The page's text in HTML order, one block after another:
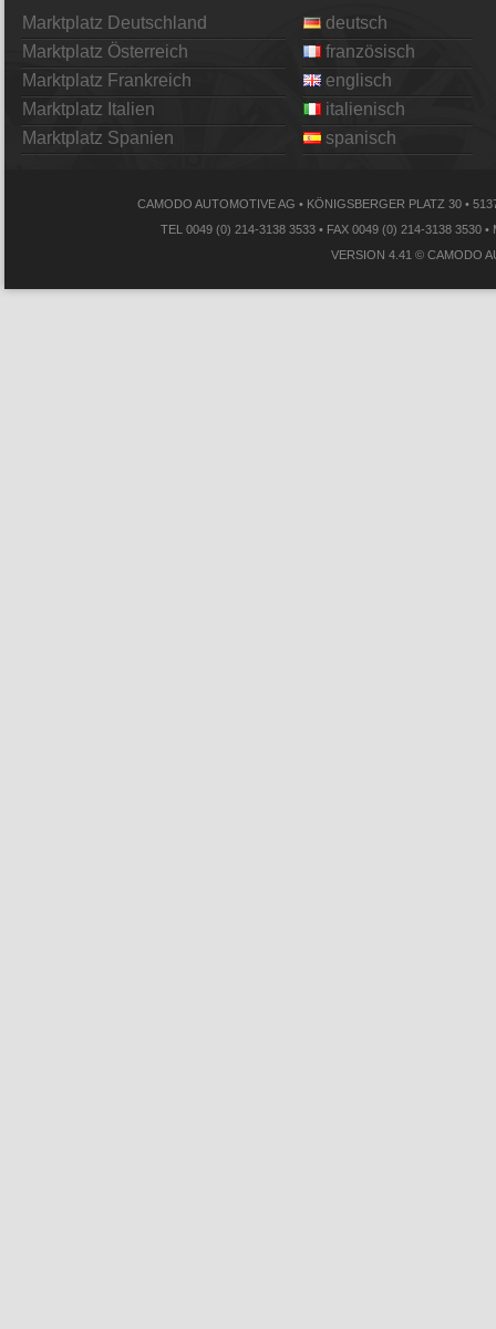
Marktplatz Deutschland
Marktplatz Österreich
Marktplatz Frankreich
Marktplatz Italien
Marktplatz Spanien
deutsch
französisch
englisch
italienisch
spanisch
CAMODO AUTOMOTIVE AG • KÖNIGSBERGER PLATZ 30 •
TEL 0049 (0) 214-3138 3533 • FAX 0049 (0) 214-3138 3530
VERSION 4.41 © CAMODO